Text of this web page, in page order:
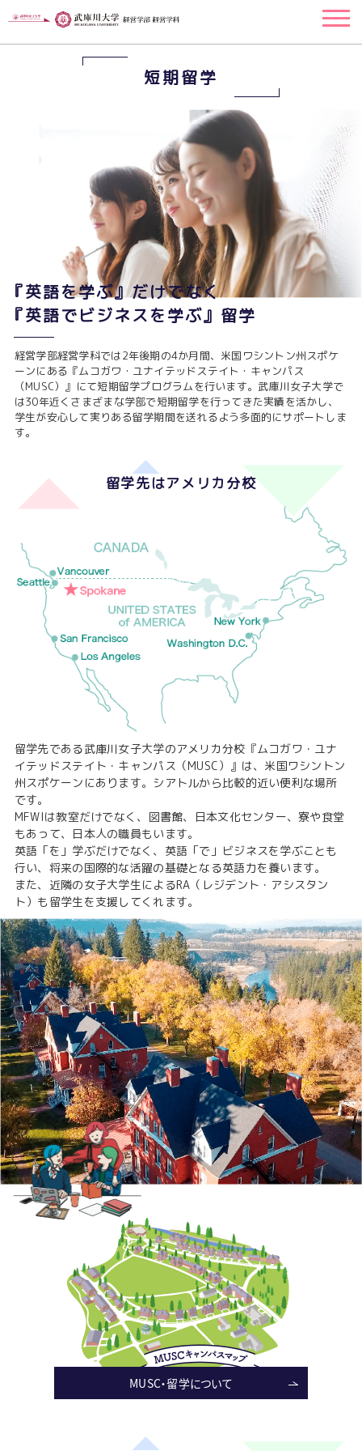
短期留学
『英語を学ぶ』だけでなく
『英語でビジネスを学ぶ』留学
経営学部経営学科では2年後期の4か月間、米国ワシントン州スポケ
ーンにある『ムコガワ・ユナイテッドステイト・キャンパス
（MUSC）』にて短期留学プログラムを行います。 武庫川女子大学で
は30年近くさまざまな学部で短期留学を行ってきた実績を活かし、
学生が安心して実りある留学期間を送れるよう多面的にサポートしま
す。
留学先はアメリカ分校
留学先である武庫川女子大学のアメリカ分校『ムコガワ・ユナ
イテッドステイト・キャンパス（MUSC）』は、米国ワシントン
州スポケーンにあります。シアトルから比較的近い便利な場所
です。
MFWIは教室だけでなく、図書館、日本文化センター、寮や食堂
もあって、日本人の職員もいます。
英語「を」学ぶだけでなく、英語「で」ビジネスを学ぶことも
行い、将来の国際的な活躍の基礎となる英語力を養います。
また、近隣の女子大学生によるRA（レジデント・アシスタン
ト）も留学生を支援してくれます。
MUSC・留学について